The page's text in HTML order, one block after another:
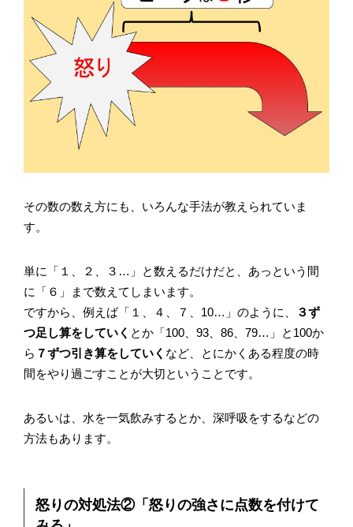
その数の数え方にも、いろんな手法が教えられていま
す。
単に「１、２、３…」と数えるだけだと、あっという間
に「６」まで数えてしまいます。
ですから、例えば「１、４、７、10…」のように、
３ず
つ足し算をしていく とか「100、93、86、79…」と100か
ら ７ずつ引き算をしていく など、とにかくある程度の時
間をやり過ごすことが大切ということです。
あるいは、水を一気飲みするとか、深呼吸をするなどの
方法もあります。
怒りの対処法②「怒りの強さに点数を付けて